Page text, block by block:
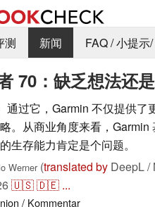
测 新闻 FAQ / 小提示
70：缺乏想法还
通过它，Garmin 不仅提供了
。从商业角度来看，Garmin
生存能力肯定是个问题。
Werner (translated by DeepL /
🇺🇸🇩🇪 ...
/ Kommentar